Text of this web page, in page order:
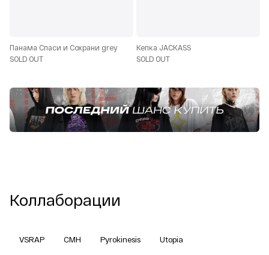
Панама Спаси и Сохрани grey
SOLD OUT
Кепка JACKASS
SOLD OUT
Коллаборации
VSRAP CMH Pyrokinesis Utopia